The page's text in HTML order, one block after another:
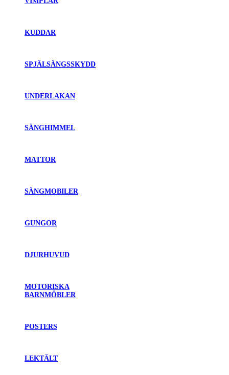
KUDDAR
SPJÄLSÄNGSSKYDD
UNDERLAKAN
SÄNGHIMMEL
MATTOR
SÄNGMOBILER
GUNGOR
DJURHUVUD
MOTORISKA
BARNMÖBLER
POSTERS
LEKTÄLT